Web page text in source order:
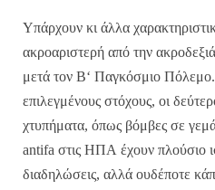
Υπάρχουν κι άλλα
ακροαριστερή από την ακροδεξιά
μετά τον Β‘ Παγκόσμιο Πόλεμο.
επιλεγμένους στόχους, οι
χτυπήματα, όπως βόμβες σε
antifa στις ΗΠΑ έχουν πλούσιο
διαδηλώσεις, αλλά ουδέποτε